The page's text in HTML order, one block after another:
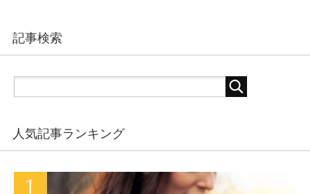
記事検索
人気記事ランキング